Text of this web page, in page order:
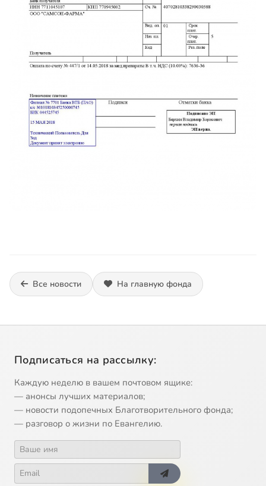
Все новости На главную фонда
Подписаться на рассылку:
Каждую неделю в вашем почтовом ящике:
— анонсы лучших материалов;
— новости подопечных Благотворительного фонда;
— разговор о жизни по Евангелию.